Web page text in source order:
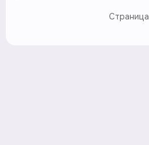
Страница